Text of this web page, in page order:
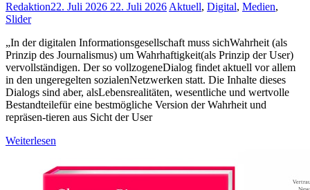
Redaktion22. Juli 2026 22. Juli 2026Aktuell, Digital, Medien,
Slider
„In der digitalen Informationsgesellschaft muss sichWahrheit (als
Prinzip des Journalismus) um Wahrhaftigkeit(als Prinzip der User)
vervollständigen. Der so vollzogeneDialog findet aktuell vor allem
in den ungeregelten sozialenNetzwerken statt. Die Inhalte dieses
Dialogs sind aber, alsLebensrealitäten, wesentliche und wertvolle
Bestandteilefür eine bestmögliche Version der Wahrheit und
repräsen-tieren aus Sicht der User
Weiterlesen